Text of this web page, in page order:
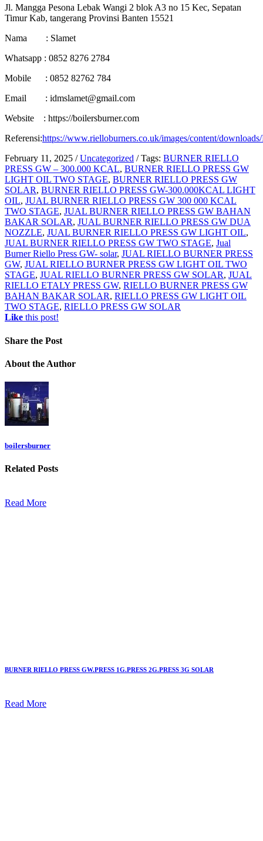
Jl. Mangga Pesona Lebak Wangi 2 blok A3 no 15 Kec, Sepatan
Timur Kab, tangerang Provinsi Banten 15521
Nama : Slamet
Whatsapp : 0852 8276 2784
Mobile : 0852 82762 784
Email : idmslamet@gmail.com
Website : https://boilersburner.com
Referensi:https://www.rielloburners.co.uk/images/content/
February 11, 2025 / Uncategorized / Tags: BURNER RIELLO
PRESS GW – 300.000 KCAL, BURNER RIELLO PRESS GW
LIGHT OIL TWO STAGE, BURNER RIELLO PRESS GW
SOLAR, BURNER RIELLO PRESS GW-300.000KCAL LIGHT
OIL, JUAL BURNER RIELLO PRESS GW 300 000 KCAL
TWO STAGE, JUAL BURNER RIELLO PRESS GW BAHAN
BAKAR SOLAR, JUAL BURNER RIELLO PRESS GW DUA
NOZZLE, JUAL BURNER RIELLO PRESS GW LIGHT OIL,
JUAL BURNER RIELLO PRESS GW TWO STAGE, Jual
Burner Riello Press GW- solar, JUAL RIELLO BURNER PRESS
GW, JUAL RIELLO BURNER PRESS GW LIGHT OIL TWO
STAGE, JUAL RIELLO BURNER PRESS GW SOLAR, JUAL
RIELLO ETALY PRESS GW, RIELLO BURNER PRESS GW
BAHAN BAKAR SOLAR, RIELLO PRESS GW LIGHT OIL
TWO STAGE, RIELLO PRESS GW SOLAR
Like this post!
Share the Post
About the Author
boilersburner
Related Posts
Read More
BURNER RIELLO PRESS GW.PRESS 1G.PRESS 2G.PRESS 3G SOLAR
Read More